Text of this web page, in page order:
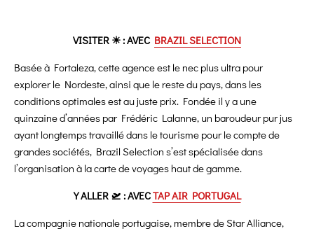
VISITER ☀ : AVEC BRAZIL SELECTION
Basée à Fortaleza, cette agence est le nec plus ultra pour
explorer le Nordeste, ainsi que le reste du pays, dans les
conditions optimales est au juste prix. Fondée il y a une
quinzaine d’années par Frédéric Lalanne, un baroudeur pur jus
ayant longtemps travaillé dans le tourisme pour le compte de
grandes sociétés, Brazil Selection s’est spécialisée dans
l’organisation à la carte de voyages haut de gamme.
Y ALLER 🛫 : AVECTAP AIR PORTUGAL
La compagnie nationale portugaise, membre de Star Alliance,